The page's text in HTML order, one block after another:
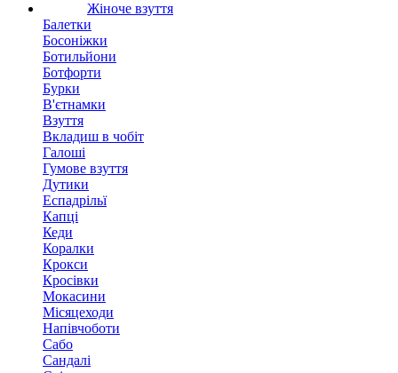
Жіноче взуття
Балетки
Босоніжки
Ботильйони
Ботфорти
Бурки
В'єтнамки
Взуття
Вкладиш в чобіт
Галоші
Гумове взуття
Дутики
Еспадрільї
Капці
Кеди
Коралки
Крокси
Кросівки
Мокасини
Місяцеходи
Напівчоботи
Сабо
Сандалі